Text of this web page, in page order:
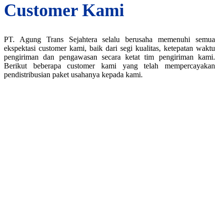
Customer Kami
PT. Agung Trans Sejahtera selalu berusaha memenuhi semua
ekspektasi customer kami, baik dari segi kualitas, ketepatan waktu
pengiriman dan pengawasan secara ketat tim pengiriman kami.
Berikut beberapa customer kami yang telah mempercayakan
pendistribusian paket usahanya kepada kami.